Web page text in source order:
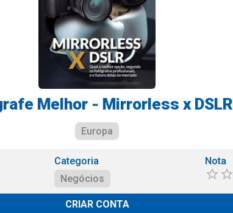
Melhor - Mirrorless x DSLR
Europa
Categoria
Negócios
Nota
CRIAR CONTA